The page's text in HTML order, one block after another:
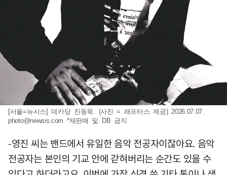
[서울=뉴시스] 데카당 진동욱. (사진 = 래프터스 제공) 2026.07.07.
photo@newsis.com *재판매 및 DB 금지
-영진 씨는 밴드에서 유일한 음악 전공자이잖아요. 음악
전공자는 본인의 기교 안에 갇혀버리는 순간도 있을 수